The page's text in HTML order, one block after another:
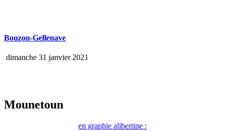
Bouzon-Gellenave
dimanche 31 janvier 2021
Mounetoun
en graphie alibertine :